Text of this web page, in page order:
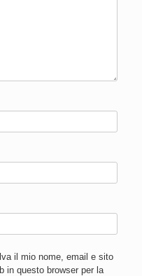
il mio nome, email e sito
in questo browser per la